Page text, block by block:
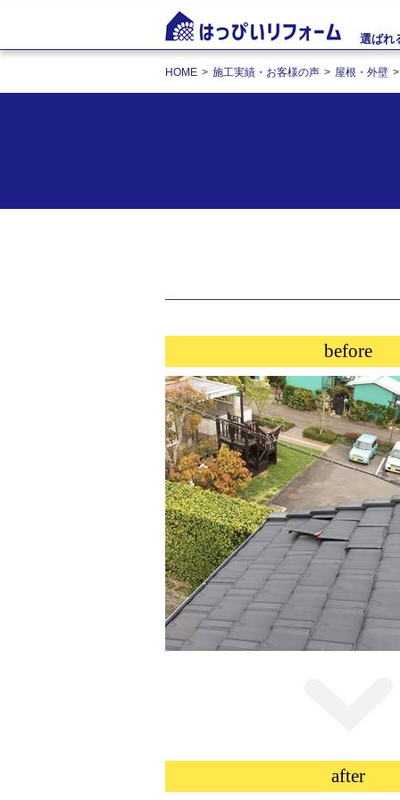
選ばれ
HOME 施工実績・お客様の声 屋根・外壁
before
after